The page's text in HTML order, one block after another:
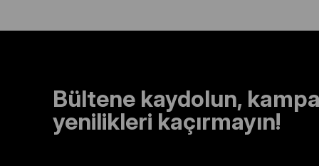
Bültene kaydolun,
yenilikleri kaçırmayın!